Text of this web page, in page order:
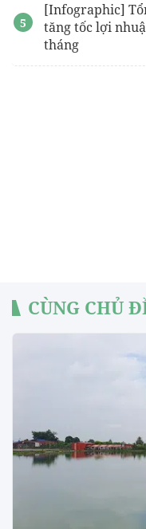
[Infographic]
tăng tốc lợi
tháng
CÙNG CHỦ